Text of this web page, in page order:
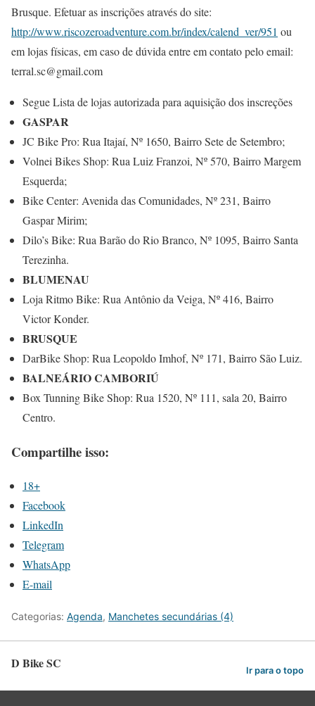
Brusque. Efetuar as inscrições através do site:
http://www.riscozeroadventure.com.br/index/calend_ver/951 ou
em lojas físicas, em caso de dúvida entre em contato pelo email:
terral.sc@gmail.com
Segue Lista de lojas autorizada para aquisição dos inscreções
GASPAR
JC Bike Pro: Rua Itajaí, Nº 1650, Bairro Sete de Setembro;
Volnei Bikes Shop: Rua Luiz Franzoi, Nº 570, Bairro Margem
Esquerda;
Bike Center: Avenida das Comunidades, Nº 231, Bairro
Gaspar Mirim;
Dilo’s Bike: Rua Barão do Rio Branco, Nº 1095, Bairro Santa
Terezinha.
BLUMENAU
Loja Ritmo Bike: Rua Antônio da Veiga, Nº 416, Bairro
Victor Konder.
BRUSQUE
DarBike Shop: Rua Leopoldo Imhof, Nº 171, Bairro São Luiz.
BALNEÁRIO CAMBORIÚ
Box Tunning Bike Shop: Rua 1520, Nº 111, sala 20, Bairro
Centro.
Compartilhe isso:
18+
Facebook
LinkedIn
Telegram
WhatsApp
E-mail
Categorias: Agenda, Manchetes secundárias (4)
D Bike SC Ir para o topo